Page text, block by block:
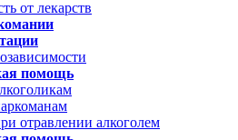
от лекарств
помощь
отравлении алкоголем